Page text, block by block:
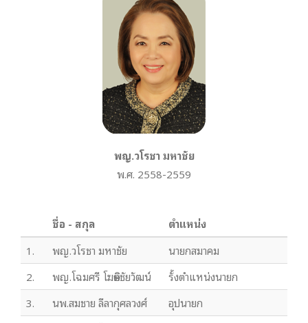
พญ.วโรชา มหาชัย
พ.ศ. 2558-2559
ชื่อ - สกุล
ตำแหน่ง
1.
พญ.วโรชา มหาชัย
นายกสมาคม
2.
พญ.โฉมศรี โฆษิตชัยวัฒน์
รั้งตำแหน่งนายก
3.
นพ.สมชาย ลีลากุศลวงศ์
อุปนายก